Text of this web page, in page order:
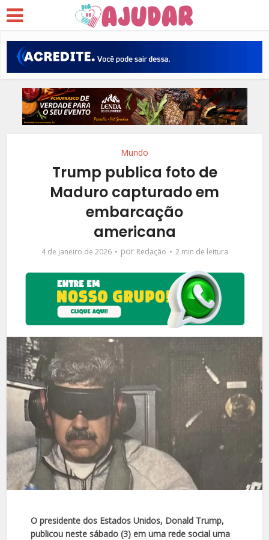
Mundo
Trump publica foto de
Maduro capturado em
embarcação
americana
4 de janeiro de 2026 por Redação 2 min de leitura
O presidente dos Estados Unidos, Donald Trump,
publicou neste sábado (3) em uma rede social uma